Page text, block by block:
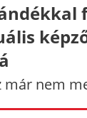
már nem